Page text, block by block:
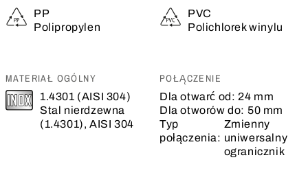
PP
Polipropylen
PVC
Polichlorek winylu
MATERIAŁ OGÓLNY
1.4301 (AISI 304)
Stal nierdzewna
(1.4301), AISI 304
POŁĄCZENIE
Dla otwarć od: 24 mm
Dla otworów do: 50 mm
Typ
połączenia:
Zmienny
uniwersalny
ogranicznik